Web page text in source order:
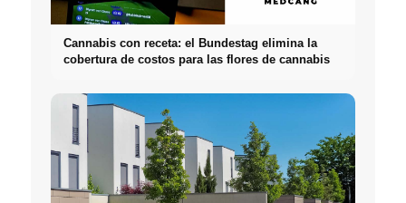
Cannabis con receta: el Bundestag elimina la
cobertura de costos para las flores de cannabis